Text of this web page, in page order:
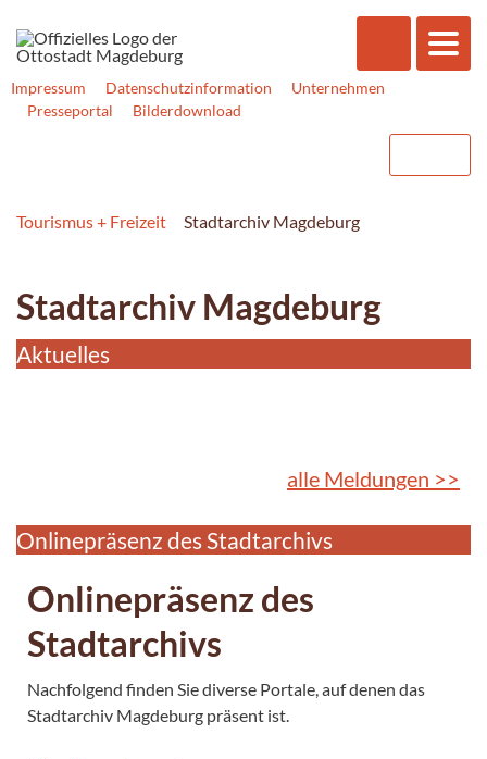
Impressum Datenschutzinformation
Unternehmen
Presseportal
Bilderdownload
Tourismus + Freizeit Stadtarchiv Magdeburg
Stadtarchiv Magdeburg
Aktuelles
alle Meldungen >>
Onlinepräsenz des Stadtarchivs
Onlinepräsenz des
Stadtarchivs
Nachfolgend finden Sie diverse Portale, auf denen das
Stadtarchiv Magdeburg präsent ist.